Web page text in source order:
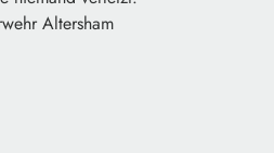
Altersham